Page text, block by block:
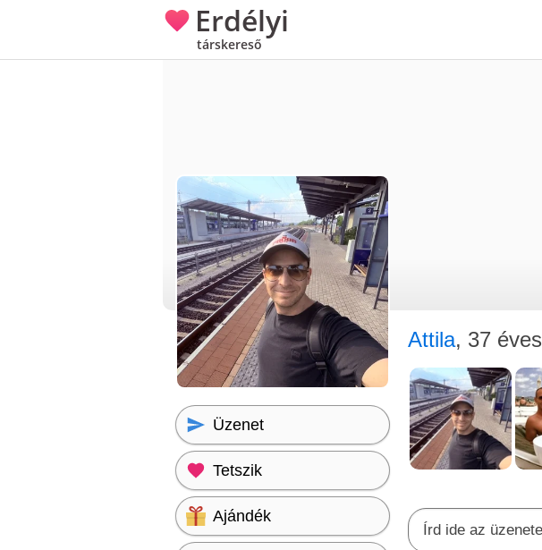
Erdélyi
társkereső
Attila, 37 éves
Üzenet
Tetszik
Ajándék